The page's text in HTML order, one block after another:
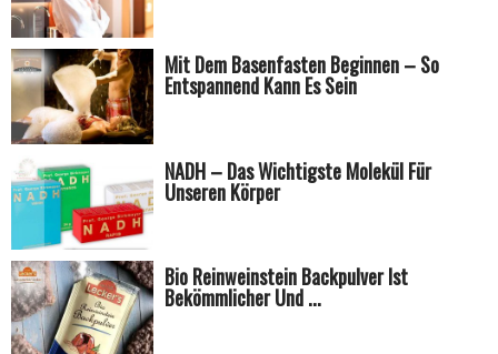
Mit Dem Basenfasten Beginnen – So
Entspannend Kann Es Sein
NADH – Das Wichtigste Molekül Für
Unseren Körper
Bio Reinweinstein Backpulver Ist
Bekömmlicher Und ...